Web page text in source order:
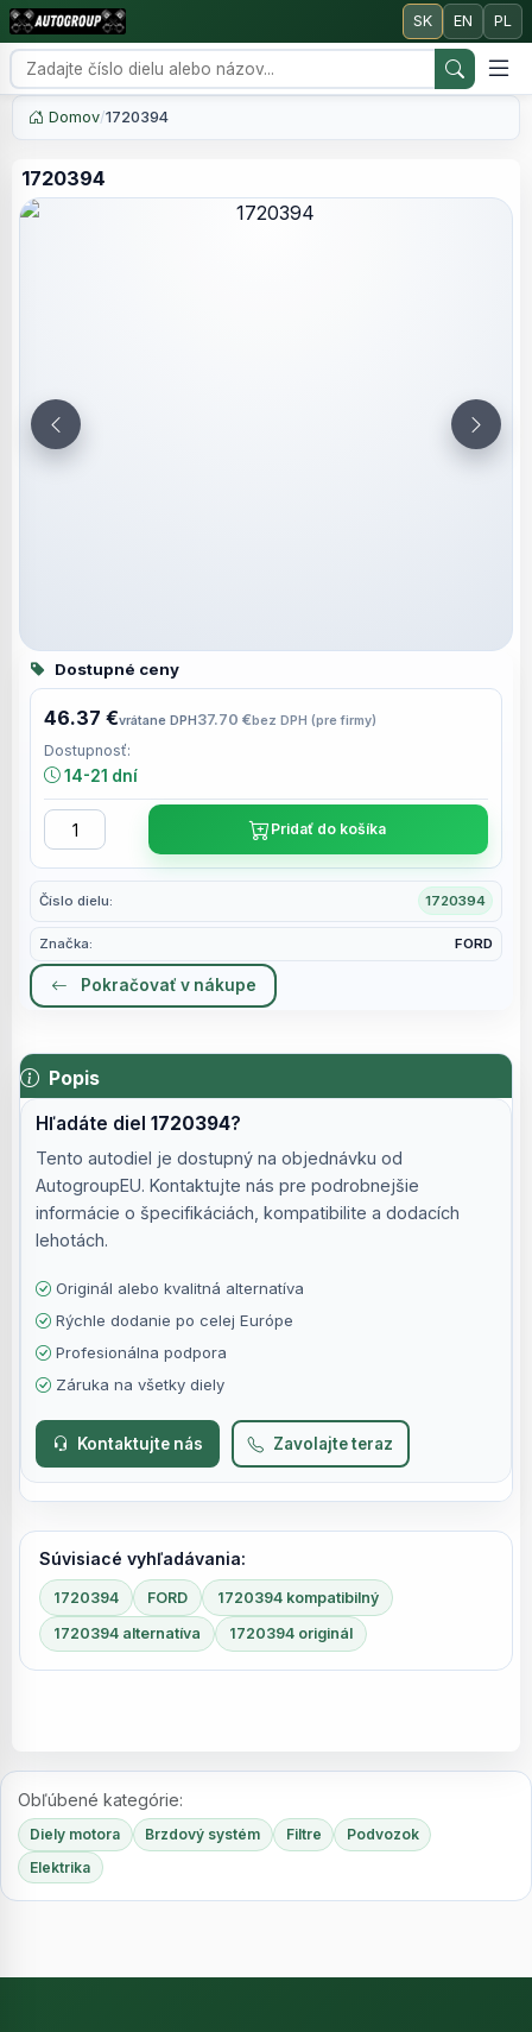
SK EN PL
Domov/1720394
1720394
Číslo dielu: 1720394
Značka: FORD
Dostupné ceny
46.37 €vrátane DPH37.70 €bez DPH (pre firmy)
Dostupnosť:
14-21 dní
Pridať do košíka
Pokračovať v nákupe
Popis
Hľadáte diel1720394?
Tento autodiel je dostupný na objednávku od
AutogroupEU. Kontaktujte nás pre podrobnejšie
informácie o špecifikáciách, kompatibilite a dodacích
lehotách.
Originál alebo kvalitná alternatíva
Rýchle dodanie po celej Európe
Profesionálna podpora
Záruka na všetky diely
Kontaktujte nás Zavolajte teraz
Súvisiacé vyhľadávania:
1720394 FORD 1720394 kompatibilný
1720394 alternatíva 1720394 originál
Obľúbené kategórie:
Diely motora Brzdový systém Filtre
Podvozok
Elektrika